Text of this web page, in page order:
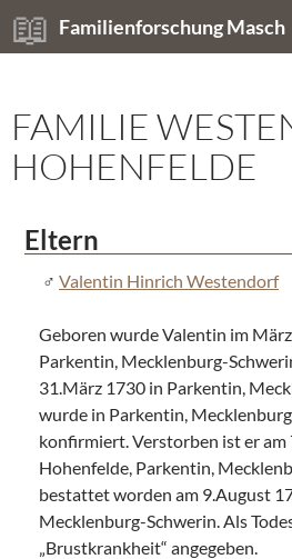
Zum
Inhalt
Familienforschung Masch
Suchen
FAMILIE
HOHENFELDE
Eltern
Valentin Hinrich Westendorf
Geboren wurde Valentin im
Parkentin, Mecklenburg-
31.März 1730 in Parkentin,
wurde in Parkentin,
konfirmiert. Verstorben ist er am
Hohenfelde, Parkentin,
bestattet worden am 9.August
Mecklenburg-Schwerin. Als
„Brustkrankheit“ angegeben.